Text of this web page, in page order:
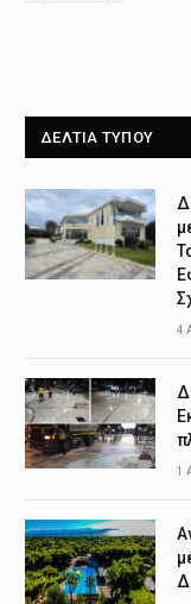
ΔΕΛΤΙΑ ΤΥΠΟΥ
4
1